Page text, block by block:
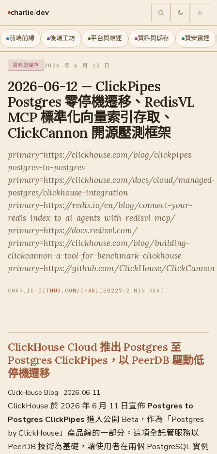
charlie/dev
前端前線 後端工坊 平台與維運 資料與儲存 資安雷達
資料與儲存 2026 年 6 月 12 日
2026-06-12 — ClickPipes
Postgres 零停機遷移、RedisVL
MCP 標準化向量索引存取、
ClickCannon 開源壓測框架
primary=https://clickhouse.com/blog/clickpipes-
postgres-to-postgres
primary=https://clickhouse.com/docs/cloud/managed-
postgres/clickhouse-integration
primary=https://redis.io/en/blog/connect-your-
redis-index-to-ai-agents-with-redisvl-mcp/
primary=https://docs.redisvl.com/
primary=https://clickhouse.com/blog/building-
clickcannon-a-tool-for-benchmark-clickhouse
primary=https://github.com/ClickHouse/ClickCannon
CHARLIE · GITHUB.COM/CHARLIE0227 · 2 MIN READ
ClickHouse Cloud 推出 Postgres 至
Postgres ClickPipes，以 PeerDB 驅動低
停機遷移
ClickHouse Blog · 2026-06-11
ClickHouse 於 2026 年 6 月 11 日宣佈 Postgres to
Postgres ClickPipes 進入公開 Beta，作為「Postgres
by ClickHouse」產品線的一部分。這項全託管服務以
PeerDB 技術為基礎，讓使用者在兩個 PostgreSQL 實例